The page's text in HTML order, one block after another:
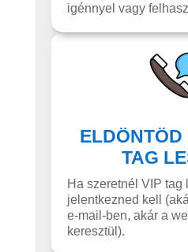
ELDÖNTÖD
TAG
Ha szeretnél VIP tag
jelentkezned kell
e-mail-ben, akár a
keresztül).
igénnyel vagy